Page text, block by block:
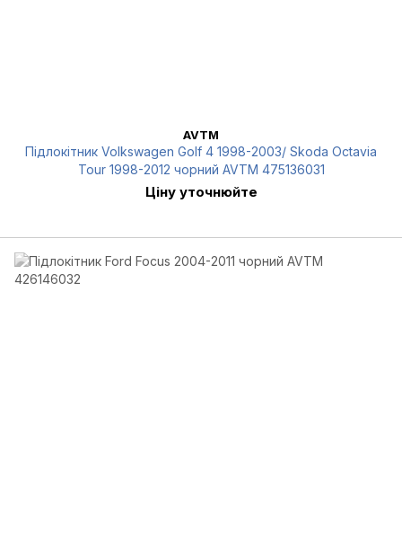
AVTM
Підлокітник Volkswagen Golf 4 1998-2003/ Skoda Octavia
Tour 1998-2012 чорний AVTM 475136031
Ціну уточнюйте